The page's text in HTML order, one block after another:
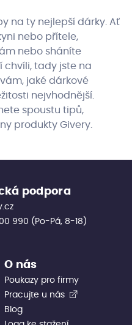
na ty nejlepší dárky. Ať
nebo přítele,
nebo sháníte
chvíli, tady jste na
jaké dárkové
nejvhodnější.
spoustu tipů,
produkty Givery.
O nás
Poukazy pro firmy
Pracujte u nás
Blog
podpora
990 (Po-Pá, 8-18)